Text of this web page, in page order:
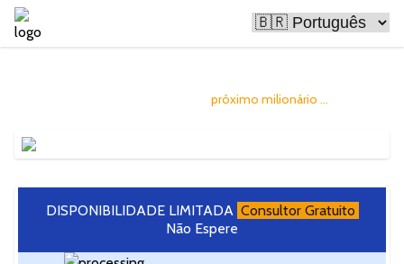
próximo milionário ...
DISPONIBILIDADE LIMITADA Consultor Gratuito
Não Espere